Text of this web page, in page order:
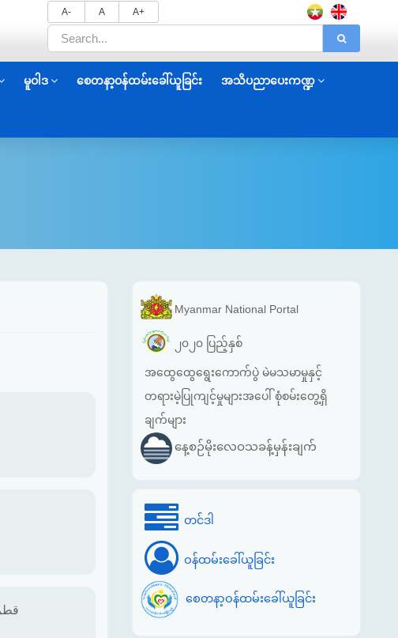
A- A A+
မူဝါဒ စေတနာ့ဝန်ထမ်းခေါ်ယူခြင်း အသိပညာပေးကဏ္ဍ
Myanmar National Portal
၂၀၂၀ ပြည့်နှစ်
အထွေထွေရွေးကောက်ပွဲ မဲမသမာမှုနှင့်
တရားမဲ့ပြုကျင့်မှုများအပေါ် စုံစမ်းတွေ့ရှိ
ချက်များ
နေ့စဉ်မိုးလေဝသခန့်မှန်းချက်
တင်ဒါ
ဝန်ထမ်းခေါ်ယူခြင်း
စေတနာ့ဝန်ထမ်းခေါ်ယူခြင်း